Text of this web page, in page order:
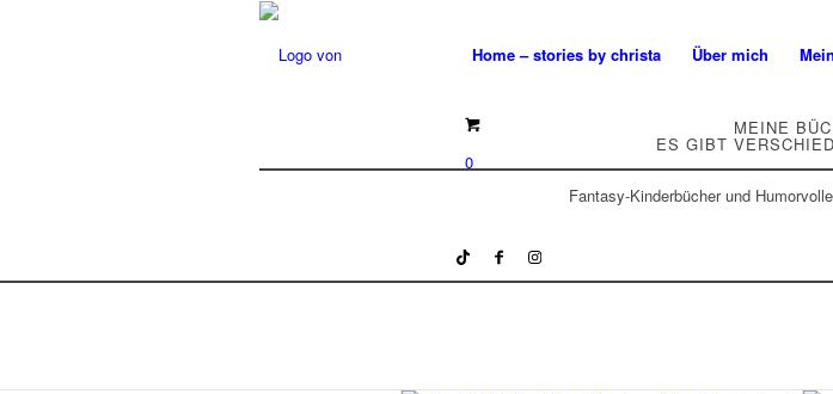
Home – stories by christa Über mich
0
MEINE
ES GIBT
Fantasy-Kinderbücher und